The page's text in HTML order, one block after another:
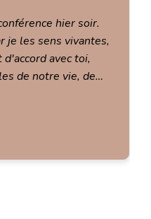
hier soir.
je les sens vivantes,
avec toi,
de notre vie, de
est l'extérieur.